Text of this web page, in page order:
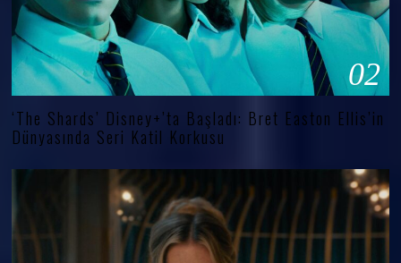
02
‘The Shards’ Disney+’ta Başladı: Bret Easton Ellis’in
Dünyasında Seri Katil Korkusu